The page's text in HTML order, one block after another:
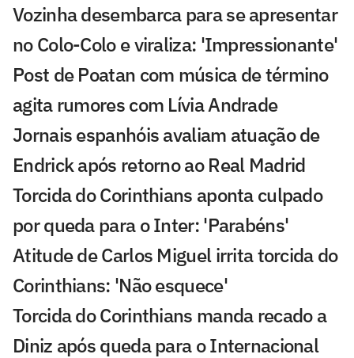
Vozinha desembarca para se apresentar
no Colo-Colo e viraliza: 'Impressionante'
Post de Poatan com música de término
agita rumores com Lívia Andrade
Jornais espanhóis avaliam atuação de
Endrick após retorno ao Real Madrid
Torcida do Corinthians aponta culpado
por queda para o Inter: 'Parabéns'
Atitude de Carlos Miguel irrita torcida do
Corinthians: 'Não esquece'
Torcida do Corinthians manda recado a
Diniz após queda para o Internacional